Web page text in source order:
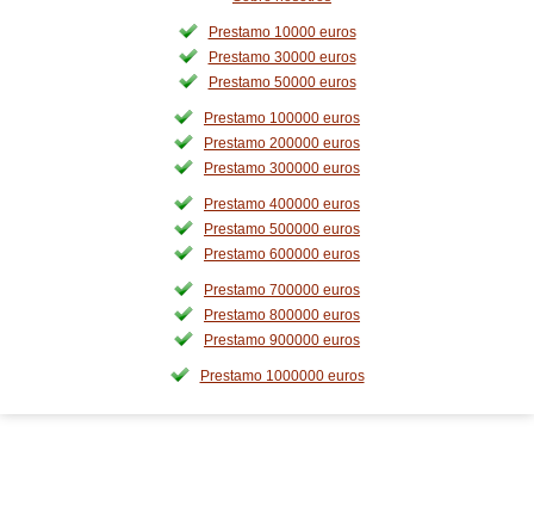
Prestamo 10000 euros
Prestamo 30000 euros
Prestamo 50000 euros
Prestamo 100000 euros
Prestamo 200000 euros
Prestamo 300000 euros
Prestamo 400000 euros
Prestamo 500000 euros
Prestamo 600000 euros
Prestamo 700000 euros
Prestamo 800000 euros
Prestamo 900000 euros
Prestamo 1000000 euros